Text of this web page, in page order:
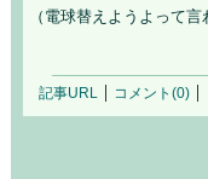
（電球替えようよって
記事URL コメント(0)